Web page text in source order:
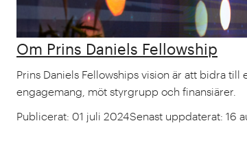
Om Prins Daniels Fellowship
Prins Daniels Fellowships vision är att bidra
engagemang, möt styrgrupp och finansiärer.
Publicerat: 01 juli 2024Senast uppdaterat: 16